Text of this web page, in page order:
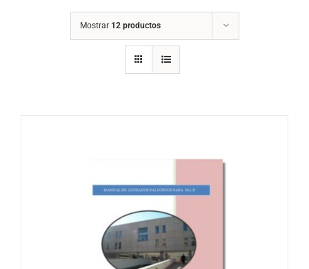
Mostrar 12 productos